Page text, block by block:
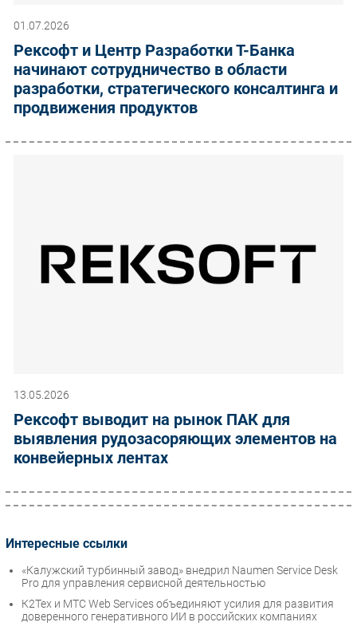
01.07.2026
Рексофт и Центр Разработки Т-Банка
начинают сотрудничество в области
разработки, стратегического консалтинга и
продвижения продуктов
13.05.2026
Рексофт выводит на рынок ПАК для
выявления рудозасоряющих элементов на
конвейерных лентах
Интересные ссылки
«Калужский турбинный завод» внедрил Naumen Service Desk
Pro для управления сервисной деятельностью
К2Тех и МТС Web Services объединяют усилия для развития
доверенного генеративного ИИ в российских компаниях